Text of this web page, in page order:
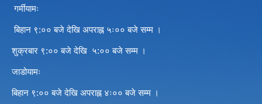
गर्मीयामः
बिहान ९:०० बजे देखि अपराह्न ५ः०० बजे सम्म ।
शुक्रबार ९:०० बजे देखि ५:०० बजे सम्म ।
जाडोयामः
बिहान ९:०० बजे देखि अपराह्न ४ः०० बजे सम्म ।